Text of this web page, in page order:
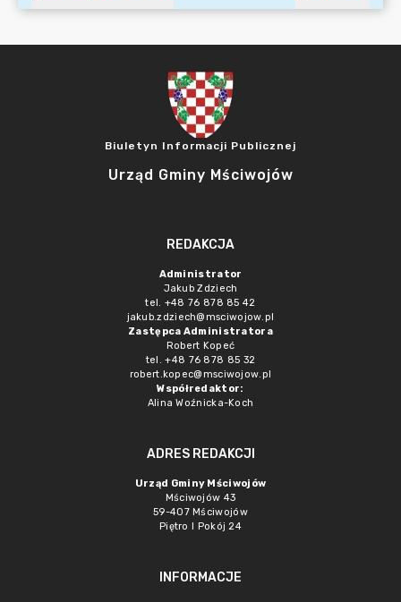
Biuletyn Informacji Publicznej
Urząd Gminy Mściwojów
REDAKCJA
Administrator
Jakub Zdziech
tel. +48 76 878 85 42
jakub.zdziech@msciwojow.pl
Zastępca Administratora
Robert Kopeć
tel. +48 76 878 85 32
robert.kopec@msciwojow.pl
Współredaktor:
Alina Woźnicka-Koch
ADRES REDAKCJI
Urząd Gminy Mściwojów
Mściwojów 43
59-407 Mściwojów
Piętro I Pokój 24
INFORMACJE